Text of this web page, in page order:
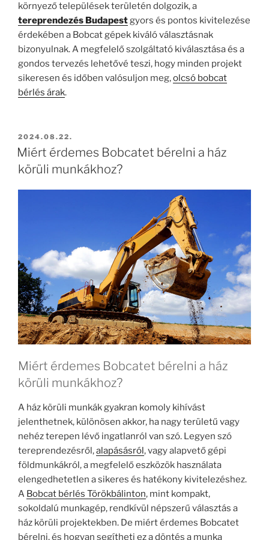
környező települések területén dolgozik, a
tereprendezés Budapestgyors és pontos kivitelezése
érdekében a Bobcat gépek kiváló választásnak
bizonyulnak. A megfelelő szolgáltató kiválasztása és a
gondos tervezés lehetővé teszi, hogy minden projekt
sikeresen és időben valósuljon meg,olcsó bobcat
bérlés árak.
BEKÜLDVE:
2024.08.22.
Miért érdemes Bobcatet bérelni a ház
körüli munkákhoz?
Miért érdemes Bobcatet bérelni a ház
körüli munkákhoz?
A ház körüli munkák gyakran komoly kihívást
jelenthetnek, különösen akkor, ha nagy területű vagy
nehéz terepen lévő ingatlanról van szó. Legyen szó
tereprendezésről,alapásásról, vagy alapvető gépi
földmunkákról, a megfelelő eszközök használata
elengedhetetlen a sikeres és hatékony kivitelezéshez.
A Bobcat bérlés Törökbálinton, mint kompakt,
sokoldalú munkagép, rendkívül népszerű választás a
ház körüli projektekben. De miért érdemes Bobcatet
bérelni, és hogyan segítheti ez a döntés a munka